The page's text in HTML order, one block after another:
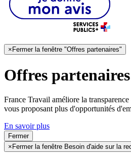
× Fermer la fenêtre "Offres partenaires"
Offres partenaires
France Travail améliore la
vous proposant plus d'opportunités
En savoir plus
Fermer
× Fermer la fenêtre Besoin d'aide sur la